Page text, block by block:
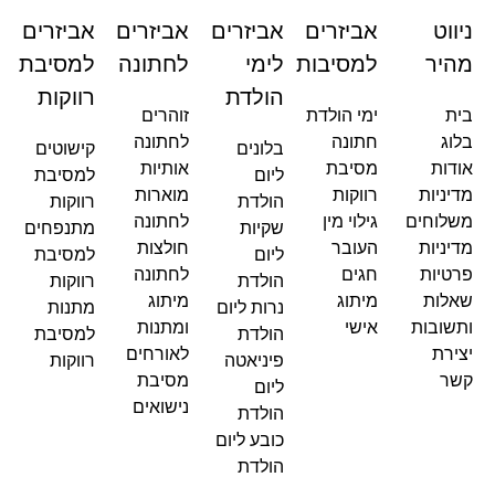
ניווט
מהיר
בית
בלוג
אודות
מדיניות
משלוחים
מדיניות
פרטיות
שאלות
ותשובות
יצירת
קשר
אביזרים
למסיבות
ימי הולדת
חתונה
מסיבת
רווקות
גילוי מין
העובר
חגים
מיתוג
אישי
אביזרים
לימי
הולדת
בלונים
ליום
הולדת
שקיות
ליום
הולדת
נרות ליום
הולדת
פיניאטה
ליום
הולדת
כובע ליום
הולדת
אביזרים
לחתונה
זוהרים
לחתונה
אותיות
מוארות
לחתונה
חולצות
לחתונה
מיתוג
ומתנות
לאורחים
מסיבת
נישואים
אביזרים
למסיבת
רווקות
קישוטים
למסיבת
רווקות
מתנפחים
למסיבת
רווקות
מתנות
למסיבת
רווקות